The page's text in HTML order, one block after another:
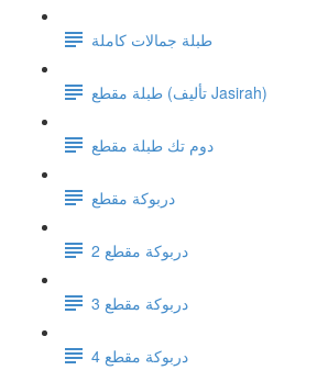
طبلة جمالات كاملة
طبلة مقطع (تأليف Jasirah)
دوم تك طبلة مقطع
دربوكة مقطع
دربوكة مقطع 2
دربوكة مقطع 3
دربوكة مقطع 4